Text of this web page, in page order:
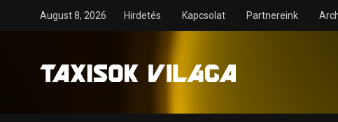
August 8, 2026 Hirdetés Kapcsolat Partnereink